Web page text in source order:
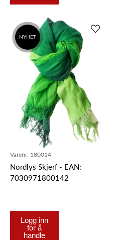
NYHET
Varenr: 180014
Nordlys Skjerf - EAN:
7030971800142
Logg inn
for å
handle